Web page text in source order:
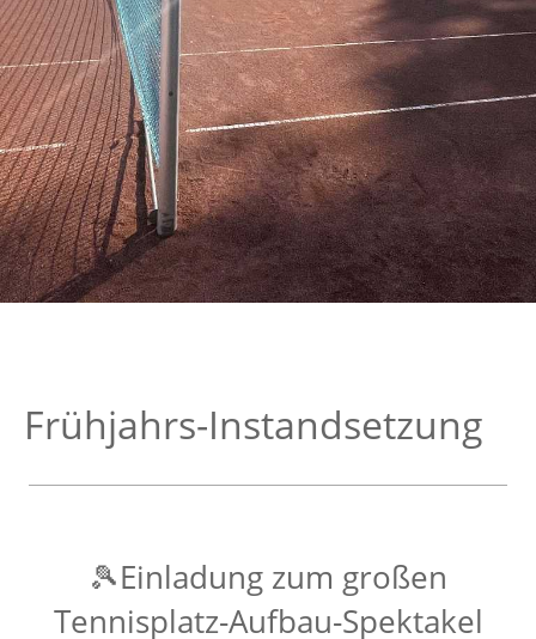
Frühjahrs-Instandsetzung
🎾Einladung zum großen
Tennisplatz-Aufbau-Spektakel